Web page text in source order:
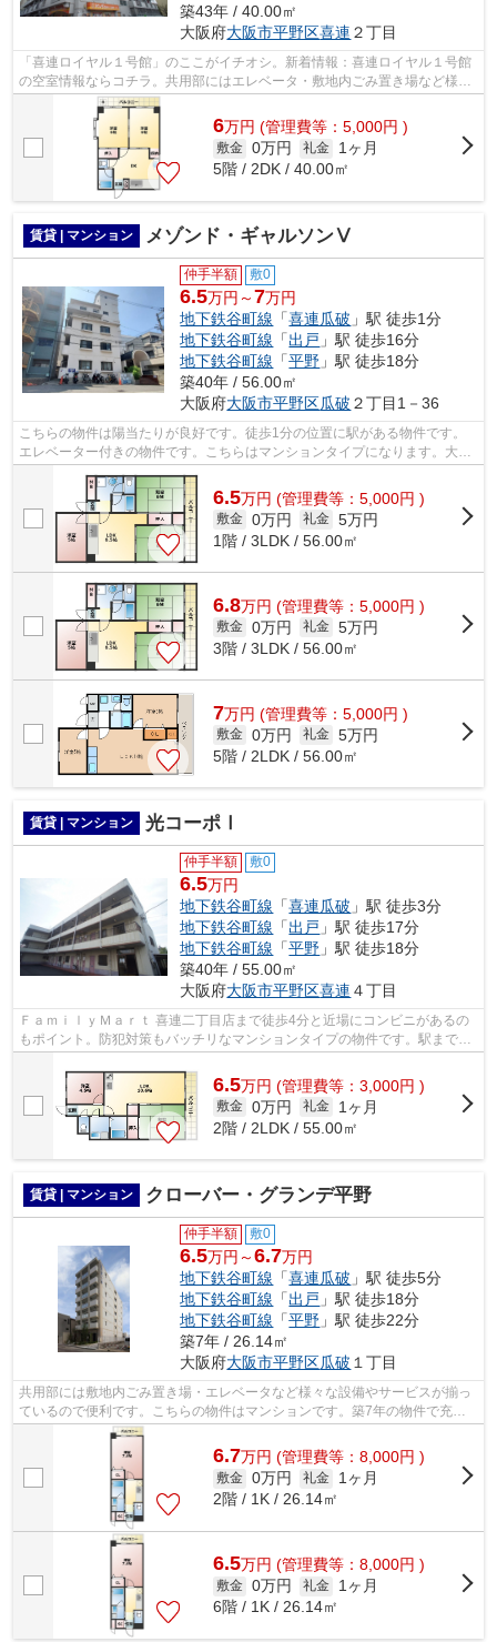
築43年 / 40.00㎡
大阪府大阪市平野区喜連 ２丁目
「喜連ロイヤル１号館」のここがイチオシ。新着情報：喜連ロイヤル１号館
の空室情報ならコチラ。共用部にはエレベータ・敷地内ごみ置き場など様々
な設備やサービスが揃っているので便...
6万円 (管理費等：5,000円 )
敷金 0万円 礼金
1ヶ月
5階 / 2DK / 40.00㎡
賃貸 | マンション メゾンド・ギャルソンⅤ
仲手半額 敷0
6.5万円～7万円
地下鉄谷町線 「喜連瓜破 」駅 徒歩1分
地下鉄谷町線 「出戸 」駅 徒歩16分
地下鉄谷町線 「平野 」駅 徒歩18分
築40年 / 56.00㎡
大阪府大阪市平野区瓜破 ２丁目1－36
こちらの物件は陽当たりが良好です。徒歩1分の位置に駅がある物件です。
エレベーター付きの物件です。こちらはマンションタイプになります。大阪
市平野区エリアにある賃貸情報のことな...
6.5万円 (管理費等：5,000円 )
敷金 0万円 礼金 5万円
1階 / 3LDK / 56.00㎡
6.8万円 (管理費等：5,000円 )
敷金 0万円 礼金 5万円
3階 / 3LDK / 56.00㎡
7万円 (管理費等：5,000円 )
敷金 0万円 礼金 5万円
5階 / 2LDK / 56.00㎡
賃貸 | マンション 光コーポⅠ
仲手半額 敷0
6.5万円
地下鉄谷町線 「喜連瓜破 」駅 徒歩3分
地下鉄谷町線 「出戸 」駅 徒歩17分
地下鉄谷町線 「平野 」駅 徒歩18分
築40年 / 55.00㎡
大阪府大阪市平野区喜連 ４丁目
ＦａｍｉｌｙＭａｒｔ 喜連二丁目店まで徒歩4分と近場にコンビニがあるの
もポイント。防犯対策もバッチリなマンションタイプの物件です。駅まで3
6.5万円 (管理費等：3,000円 )
敷金 0万円 礼金
1ヶ月
2階 / 2LDK / 55.00㎡
賃貸 | マンション クローバー・グランデ平野
仲手半額 敷0
6.5万円～6.7万円
地下鉄谷町線 「喜連瓜破 」駅 徒歩5分
地下鉄谷町線 「出戸 」駅 徒歩18分
地下鉄谷町線 「平野 」駅 徒歩22分
築7年 / 26.14㎡
大阪府大阪市平野区瓜破 １丁目
共用部には敷地内ごみ置き場・エレベータなど様々な設備やサービスが揃っ
ているので便利です。こちらの物件はマンションです。築7年の物件で充実
した毎日を過ごしませんか。お車をお持...
6.7万円 (管理費等：8,000円 )
敷金 0万円 礼金
1ヶ月
2階 / 1K / 26.14㎡
6.5万円 (管理費等：8,000円 )
敷金 0万円 礼金
1ヶ月
6階 / 1K / 26.14㎡